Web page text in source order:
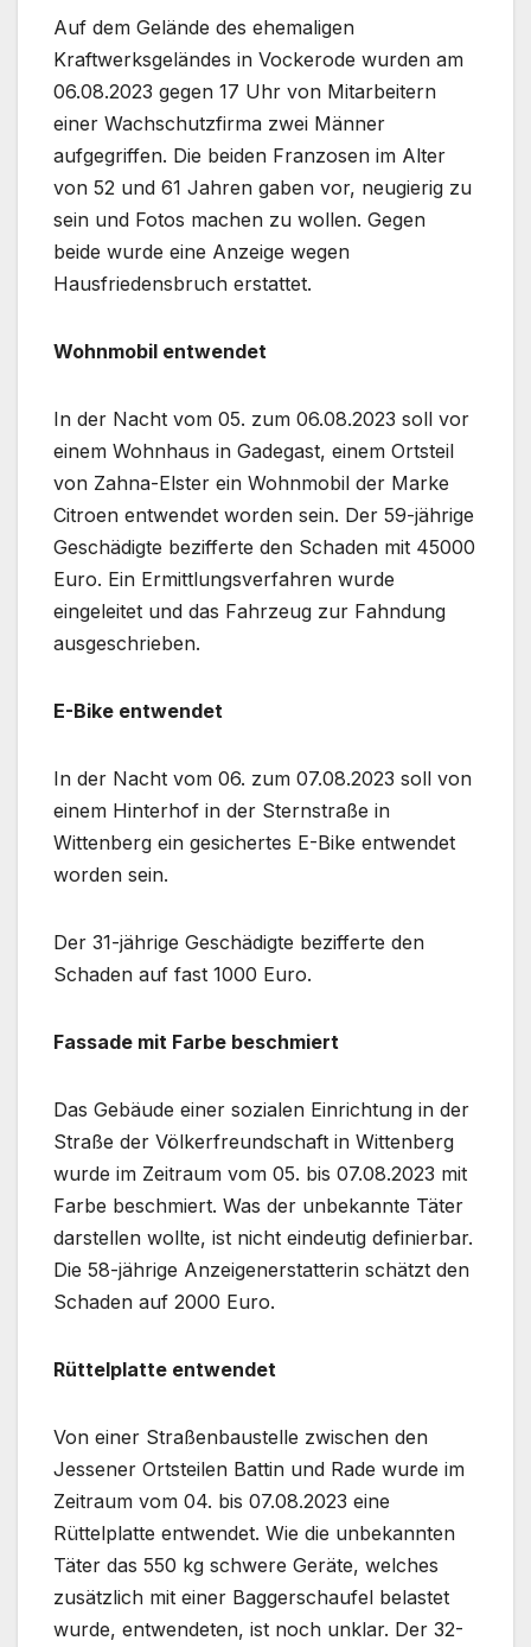
Auf dem Gelände des ehemaligen
Kraftwerksgeländes in Vockerode wurden am
06.08.2023 gegen 17 Uhr von Mitarbeitern
einer Wachschutzfirma zwei Männer
aufgegriffen. Die beiden Franzosen im Alter
von 52 und 61 Jahren gaben vor, neugierig zu
sein und Fotos machen zu wollen. Gegen
beide wurde eine Anzeige wegen
Hausfriedensbruch erstattet.
Wohnmobil entwendet
In der Nacht vom 05. zum 06.08.2023 soll vor
einem Wohnhaus in Gadegast, einem Ortsteil
von Zahna-Elster ein Wohnmobil der Marke
Citroen entwendet worden sein. Der 59-jährige
Geschädigte bezifferte den Schaden mit 45000
Euro. Ein Ermittlungsverfahren wurde
eingeleitet und das Fahrzeug zur Fahndung
ausgeschrieben.
E-Bike entwendet
In der Nacht vom 06. zum 07.08.2023 soll von
einem Hinterhof in der Sternstraße in
Wittenberg ein gesichertes E-Bike entwendet
worden sein.
Der 31-jährige Geschädigte bezifferte den
Schaden auf fast 1000 Euro.
Fassade mit Farbe beschmiert
Das Gebäude einer sozialen Einrichtung in der
Straße der Völkerfreundschaft in Wittenberg
wurde im Zeitraum vom 05. bis 07.08.2023 mit
Farbe beschmiert. Was der unbekannte Täter
darstellen wollte, ist nicht eindeutig definierbar.
Die 58-jährige Anzeigenerstatterin schätzt den
Schaden auf 2000 Euro.
Rüttelplatte entwendet
Von einer Straßenbaustelle zwischen den
Jessener Ortsteilen Battin und Rade wurde im
Zeitraum vom 04. bis 07.08.2023 eine
Rüttelplatte entwendet. Wie die unbekannten
Täter das 550 kg schwere Geräte, welches
zusätzlich mit einer Baggerschaufel belastet
wurde, entwendeten, ist noch unklar. Der 32-